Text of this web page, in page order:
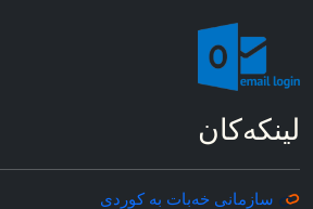
لینکه‌کان
سازمانی خه‌بات به کوردی